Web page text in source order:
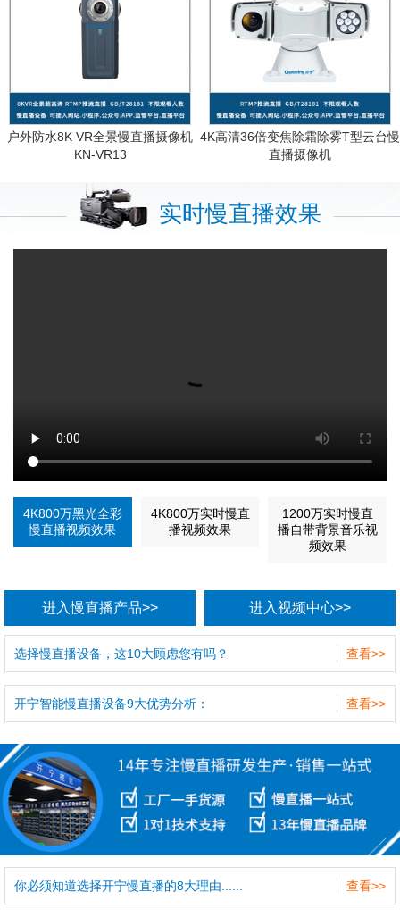
户外防水8K VR全景慢直播摄像机
KN-VR13
4K高清36倍变焦除霜除雾T型云台慢
直播摄像机
实时慢直播效果
4K800万黑光全彩
慢直播视频效果
4K800万实时慢直
播视频效果
1200万实时慢直
播自带背景音乐视
频效果
进入慢直播产品>> 进入视频中心>>
查看>>
选择慢直播设备，这10大顾虑您有吗？
查看>>
开宁智能慢直播设备9大优势分析：
查看>>
你必须知道选择开宁慢直播的8大理由......